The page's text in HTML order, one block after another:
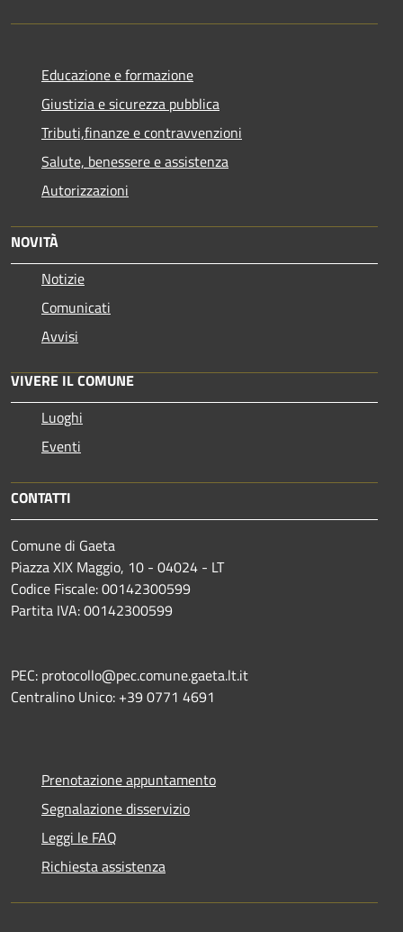
Educazione e formazione
Giustizia e sicurezza pubblica
Tributi,finanze e contravvenzioni
Salute, benessere e assistenza
Autorizzazioni
NOVITÀ
Notizie
Comunicati
Avvisi
VIVERE IL COMUNE
Luoghi
Eventi
CONTATTI
Comune di Gaeta
Piazza XIX Maggio, 10 - 04024 - LT
Codice Fiscale: 00142300599
Partita IVA: 00142300599
PEC: protocollo@pec.comune.gaeta.lt.it
Centralino Unico: +39 0771 4691
Prenotazione appuntamento
Segnalazione disservizio
Leggi le FAQ
Richiesta assistenza